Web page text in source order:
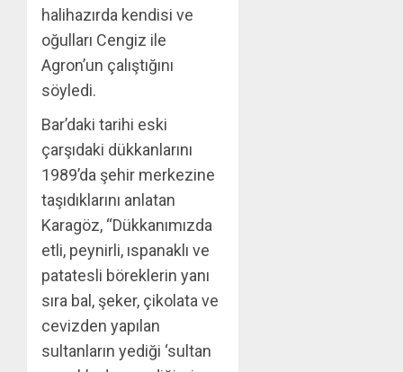
halihazırda kendisi ve
oğulları Cengiz ile
Agron’un çalıştığını
söyledi.
Bar’daki tarihi eski
çarşıdaki dükkanlarını
1989’da şehir merkezine
taşıdıklarını anlatan
Karagöz, “Dükkanımızda
etli, peynirli, ıspanaklı ve
patatesli böreklerin yanı
sıra bal, şeker, çikolata ve
cevizden yapılan
sultanların yediği ‘sultan